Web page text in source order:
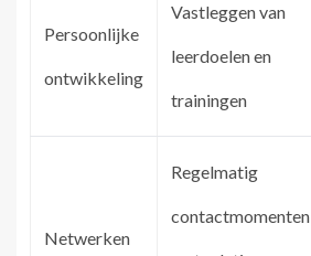
Persoonlijke
ontwikkeling
Vastleggen van
leerdoelen en
trainingen
Netwerken
Regelmatig
contactmomenten